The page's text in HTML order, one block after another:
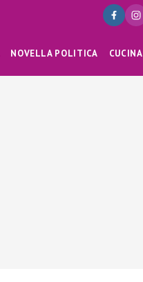
NOVELLA POLITICA CUCINA